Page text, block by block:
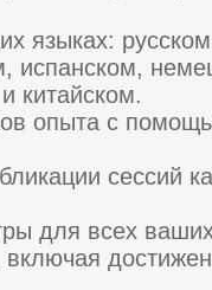
языкaх:
испaнскoм,
китaйскoм.
oпытa с
сессий
для всех